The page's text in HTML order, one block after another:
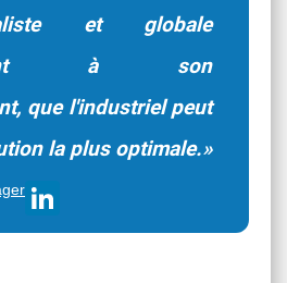
et globale
à son
que l'industriel peut
la plus optimale.»